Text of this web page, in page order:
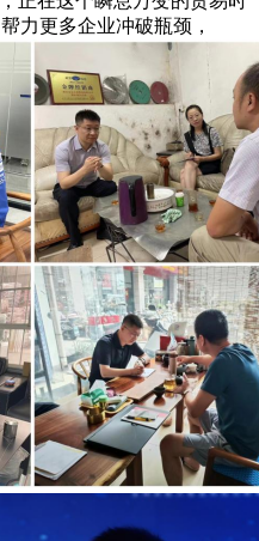
力更多企业冲破瓶颈，